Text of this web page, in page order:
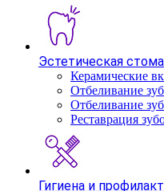
Эстетическая
Керамические
Отбеливание
Отбеливание
Реставрация
Гигиена и